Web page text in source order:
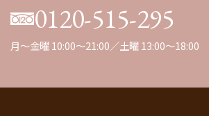
0120-515-295
月～金曜 10:00～21:00／土曜 13:00～18:00